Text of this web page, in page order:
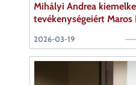
Mihályi Andrea
tevékenységeiért
2026-03-19